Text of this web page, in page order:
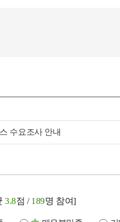
수요조사 안내
3.8점 / 189명 참여]